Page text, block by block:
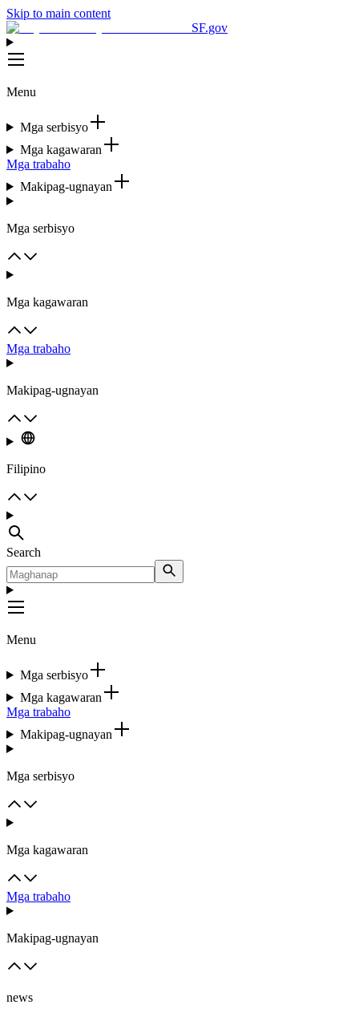
Skip to main content
SF.gov
Menu
Mga serbisyo
Mga kagawaran
Mga trabaho
Makipag-ugnayan
Mga serbisyo
Mga kagawaran
Mga trabaho
Makipag-ugnayan
Filipino
Search
Menu
Mga serbisyo
Mga kagawaran
Mga trabaho
Makipag-ugnayan
Mga serbisyo
Mga kagawaran
Mga trabaho
Makipag-ugnayan
news